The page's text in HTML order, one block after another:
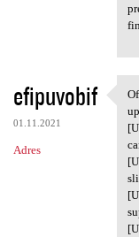
efipuvobif
01.11.2021
Adres